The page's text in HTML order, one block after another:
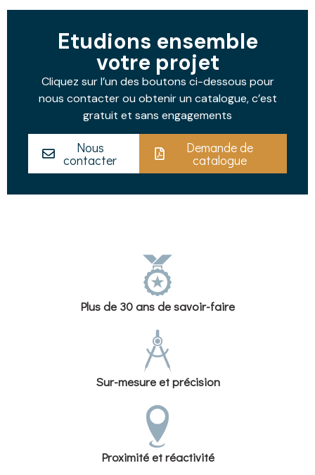
Etudions ensemble
votre projet
Cliquez sur l’un des boutons ci-dessous pour
nous contacter ou obtenir un catalogue, c’est
gratuit et sans engagements
Nous
contacter
Demande de
catalogue
Plus de 30 ans de savoir-faire
Sur-mesure et précision
Proximité et réactivité